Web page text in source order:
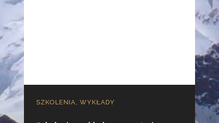
SZKOLENIA, WYKŁADY